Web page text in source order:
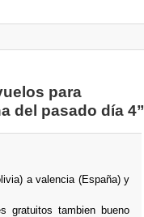
para
del pasado dí­a 4”
a valencia (España) y
gratuitos tambien bueno